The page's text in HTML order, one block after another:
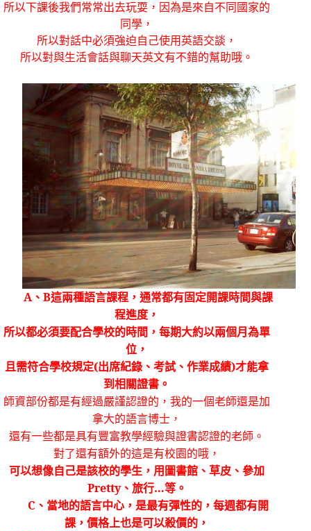
所以下課後我們常常出去玩耍，因為是來自不同國家的
同學，
所以對話中必須強迫自己使用英語交談，
所以對與生活會話與聊天英文有不錯的幫助哦。
A、 B這兩種語言課程，通常都有固定開課時間與課
程進度，
所以都必須要配合學校的時間，每期大約以兩個月為單
位，
且需符合學校規定(出席紀錄、考試、作業成績)才能拿
到相關證書。
師資部份都是有經過嚴謹認證的，我的一個老師還是加
拿大的語言博士，
還有一些都是具有豐富教學經驗與證書認證的老師。
對了還有額外的這是有校園的哦，
可以想像自己是該校的學生，用圖書館、草皮、參加
Pretty、旅行…等。
C 、當地的語言中心，是最有彈性的，每週都有開
課，價格上也是可以殺價的，